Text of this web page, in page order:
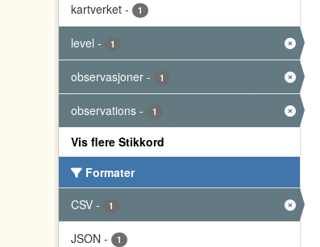
kartverket - 1
level - 1
observasjoner - 1
observations - 1
Vis flere Stikkord
Formater
CSV - 1
JSON - 1